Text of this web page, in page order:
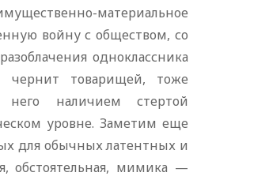
материальное
войну с обществом, со
одноклассника
чернит товарищей, тоже
наличием стертой
уровне. Заметим еще
для обычных латентных и
обстоятельная, мимика —